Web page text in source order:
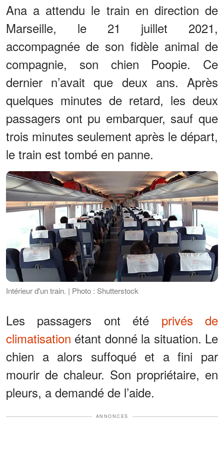
Ana a attendu le train en direction de
Marseille, le 21 juillet 2021,
accompagnée de son fidèle animal de
compagnie, son chien Poopie. Ce
dernier n’avait que deux ans. Après
quelques minutes de retard, les deux
passagers ont pu embarquer, sauf que
trois minutes seulement après le départ,
le train est tombé en panne.
Intérieur d'un train. | Photo : Shutterstock
Les passagers ont été privés de
climatisation étant donné la situation. Le
chien a alors suffoqué et a fini par
mourir de chaleur. Son propriétaire, en
pleurs, a demandé de l’aide.
ANNONCES